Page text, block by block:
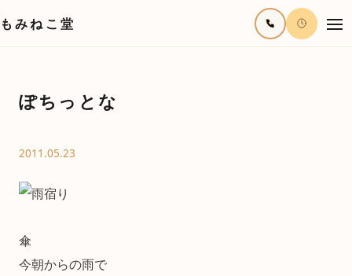
もみねこ堂
ぽちっとな
2011.05.23
傘
今朝からの雨で